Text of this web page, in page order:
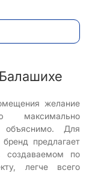
желание
максимально
объяснимо. Для
предлагает
создаваемом по
легче всего